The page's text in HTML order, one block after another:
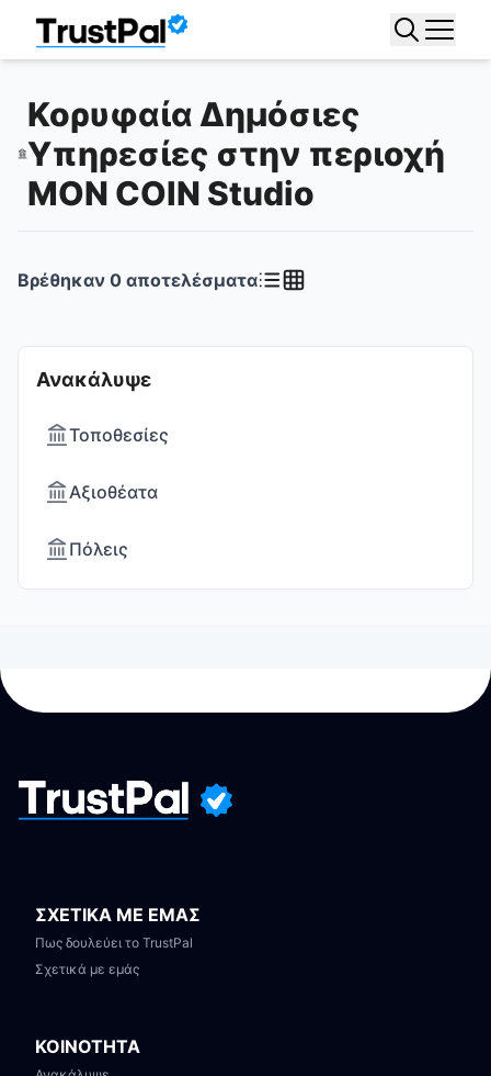
Κορυφαία Δημόσιες
Υπηρεσίες στην περιοχή
MON COIN Studio
Ανακάλυψε
Τοποθεσίες
Αξιοθέατα
Πόλεις
Βρέθηκαν 0 αποτελέσματα
ΣΧΕΤΙΚΑ ΜΕ ΕΜΑΣ
Πως δουλεύει το TrustPal
Σχετικά με εμάς
ΚΟΙΝΟΤΗΤΑ